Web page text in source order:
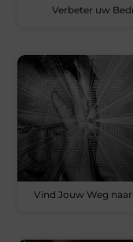
Verbeter uw
Vind Jouw Weg